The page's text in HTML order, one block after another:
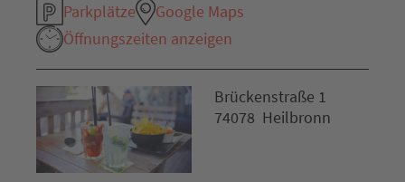
Parkplätze
Google Maps
Öffnungszeiten anzeigen
Brückenstraße 1
74078 Heilbronn